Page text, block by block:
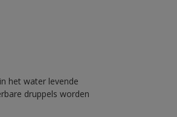
het water levende
druppels worden